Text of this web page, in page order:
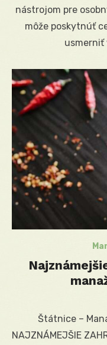
nástrojom pre
môže poskytnúť
usmerniť
Štátnice –
NAJZNÁMEJŠIE